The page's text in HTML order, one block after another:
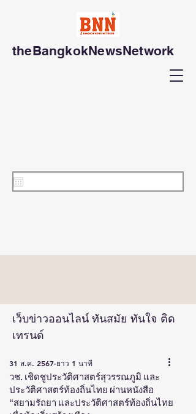
theBangkokNewsNetwork
เว็บข่าวออนไลน์ ทันสมัย ทันใจ ติด
เทรนด์
วช. เชิดชูประวัติศาสตร์สุวรรณภูมิ และ
ประวัติศาสตร์ท้องถิ่นไทย ผ่านหนังสือ
“สยามรัถยา และประวัติศาสตร์ท้องถิ่นไทย
31 ส.ค. 2567 ยาว 1 นาที